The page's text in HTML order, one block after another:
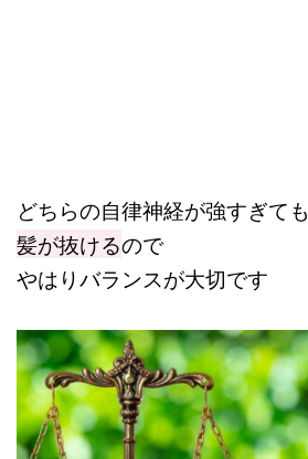
どちらの自律神経が強すぎても
髪が抜けるので
やはりバランスが大切です